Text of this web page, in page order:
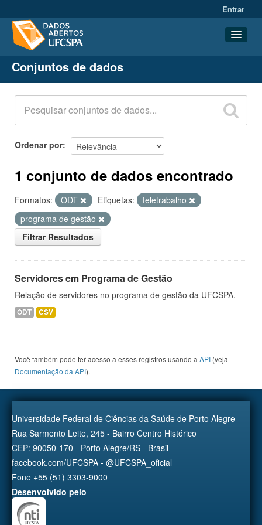
Entrar
Conjuntos de dados
Organizações
Grupos
Sobre
Conjuntos de dados
Ordenar por
1 conjunto de dados encontrado
Formatos: ODT Etiquetas:
teletrabalho
programa de gestão
Filtrar Resultados
Servidores em Programa de Gestão
Relação de servidores no programa de gestão da UFCSPA.
ODT CSV
Você também pode ter acesso a esses registros usando a API (veja
Documentação da API).
Universidade Federal de Ciências da Saúde de Porto Alegre
Rua Sarmento Leite, 245 - Bairro Centro Histórico
CEP: 90050-170 - Porto Alegre/RS - Brasil
facebook.com/UFCSPA - @UFCSPA_oficial
Fone +55 (51) 3303-9000
Desenvolvido pelo